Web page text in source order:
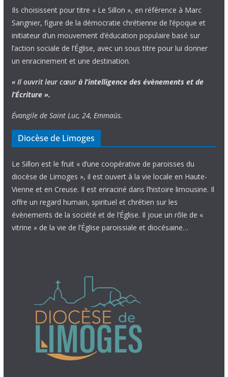
Ils choisissent pour titre « Le Sillon », en référence à Marc
Sangnier, figure de la démocratie chrétienne de l’époque et
initiateur d’un mouvement d’éducation populaire basé sur
l’action sociale de l’Église, avec un sous titre pour lui donner
un enracinement et une destination.
« Il ouvrit leur cœur à l’intelligence des évènements et de
l’Écriture ».
Évangile de Saint Luc, 24, Emmaüs.
Diocèse de Limoges
Le Sillon est le fruit « d’une coopérative de paroisses du
diocèse de Limoges », il est ouvert à la vie locale en Haute-
Vienne et en Creuse. Il est enraciné dans l’histoire limousine. Il
offre un regard humain, spirituel et chrétien sur les
évènements de la société et de l’Église. Il joue un rôle de «
vitrine » de la vie de l’Église paroissiale et diocésaine…